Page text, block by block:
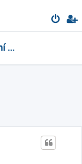
Ostatní senzory